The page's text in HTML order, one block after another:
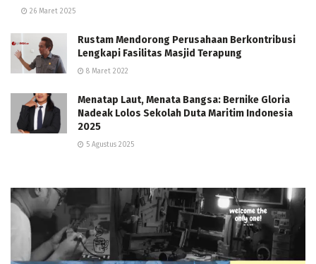
26 Maret 2025
Rustam Mendorong Perusahaan Berkontribusi
Lengkapi Fasilitas Masjid Terapung
8 Maret 2022
Menatap Laut, Menata Bangsa: Bernike Gloria
Nadeak Lolos Sekolah Duta Maritim Indonesia
2025
5 Agustus 2025